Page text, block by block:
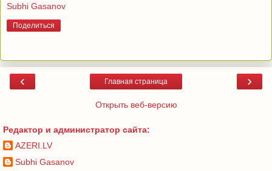
Subhi Gasanov
Поделиться
‹ ›
Главная страница
Открыть веб-версию
Редактор и администратор сайта:
AZERI.LV
Subhi Gasanov